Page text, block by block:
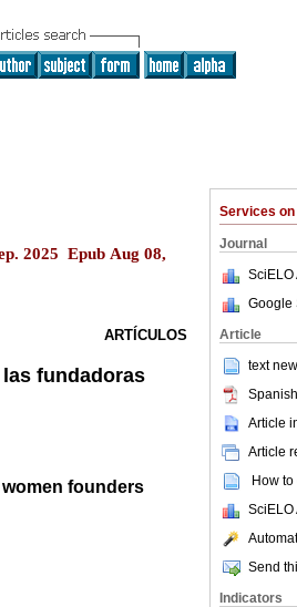
Services on
Journal
SciELO
Google
Article
text
Article
Article
How to
SciELO
Send
Indicators
2025 Epub Aug 08,
ARTÍCULOS
fundadoras
founders